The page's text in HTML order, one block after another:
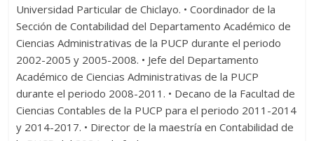
Universidad Particular de Chiclayo. • Coordinador de la
Sección de Contabilidad del Departamento Académico de
Ciencias Administrativas de la PUCP durante el periodo
2002-2005 y 2005-2008. • Jefe del Departamento
Académico de Ciencias Administrativas de la PUCP
durante el periodo 2008-2011. • Decano de la Facultad de
Ciencias Contables de la PUCP para el periodo 2011-2014
y 2014-2017. • Director de la maestría en Contabilidad de